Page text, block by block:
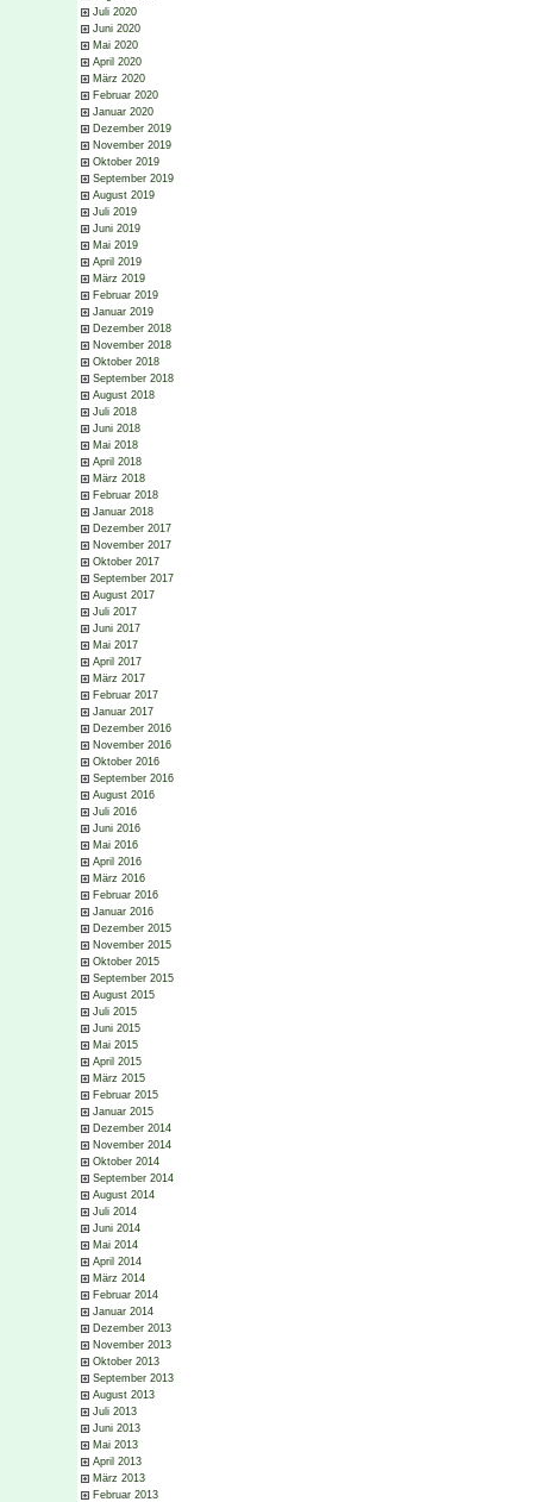
Juli 2020
Juni 2020
Mai 2020
April 2020
März 2020
Februar 2020
Januar 2020
Dezember 2019
November 2019
Oktober 2019
September 2019
August 2019
Juli 2019
Juni 2019
Mai 2019
April 2019
März 2019
Februar 2019
Januar 2019
Dezember 2018
November 2018
Oktober 2018
September 2018
August 2018
Juli 2018
Juni 2018
Mai 2018
April 2018
März 2018
Februar 2018
Januar 2018
Dezember 2017
November 2017
Oktober 2017
September 2017
August 2017
Juli 2017
Juni 2017
Mai 2017
April 2017
März 2017
Februar 2017
Januar 2017
Dezember 2016
November 2016
Oktober 2016
September 2016
August 2016
Juli 2016
Juni 2016
Mai 2016
April 2016
März 2016
Februar 2016
Januar 2016
Dezember 2015
November 2015
Oktober 2015
September 2015
August 2015
Juli 2015
Juni 2015
Mai 2015
April 2015
März 2015
Februar 2015
Januar 2015
Dezember 2014
November 2014
Oktober 2014
September 2014
August 2014
Juli 2014
Juni 2014
Mai 2014
April 2014
März 2014
Februar 2014
Januar 2014
Dezember 2013
November 2013
Oktober 2013
September 2013
August 2013
Juli 2013
Juni 2013
Mai 2013
April 2013
März 2013
Februar 2013